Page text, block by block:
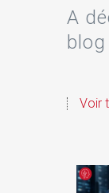
A
blog
Voir